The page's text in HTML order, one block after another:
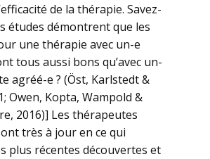
de la thérapie. Savez-
études démontrent que les
une thérapie avec un-e
tous aussi bons qu’avec un-
agréé-e ? (Öst, Karlstedt &
Owen, Kopta, Wampold &
2016)] Les thérapeutes
très à jour en ce qui
plus récentes découvertes et